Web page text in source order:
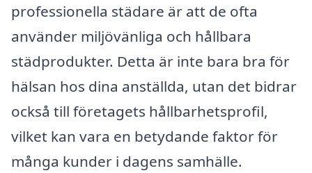
professionella städare är att de ofta
använder miljövänliga och hållbara
städprodukter. Detta är inte bara bra för
hälsan hos dina anställda, utan det bidrar
också till företagets hållbarhetsprofil,
vilket kan vara en betydande faktor för
många kunder i dagens samhälle.